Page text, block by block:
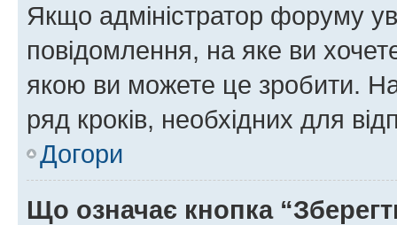
Якщо адміністратор форуму
повідомлення, на яке ви
якою ви можете це зробити.
ряд кроків, необхідних для
Догори
Що означає кнопка